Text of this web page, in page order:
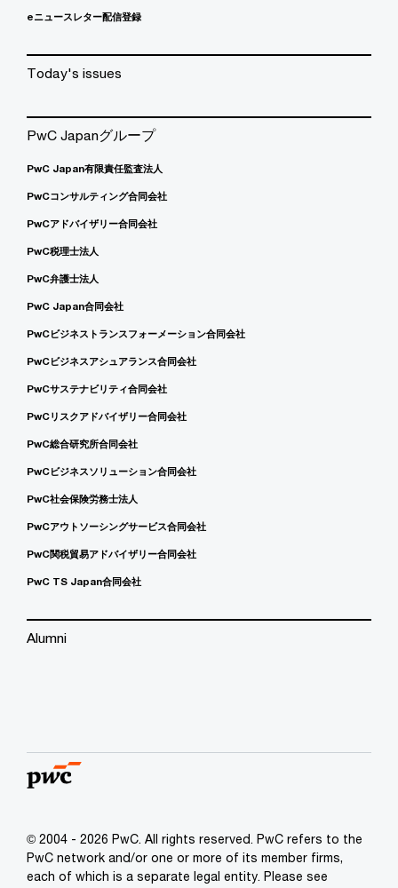
eニュースレター配信登録
Today's issues
PwC Japanグループ
PwC Japan有限責任監査法人
PwCコンサルティング合同会社
PwCアドバイザリー合同会社
PwC税理士法人
PwC弁護士法人
PwC Japan合同会社
PwCビジネストランスフォーメーション合同会社
PwCビジネスアシュアランス合同会社
PwCサステナビリティ合同会社
PwCリスクアドバイザリー合同会社
PwC総合研究所合同会社
PwCビジネスソリューション合同会社
PwC社会保険労務士法人
PwCアウトソーシングサービス合同会社
PwC関税貿易アドバイザリー合同会社
PwC TS Japan合同会社
Alumni
© 2004 - 2026 PwC. All rights reserved. PwC refers to the
PwC network and/or one or more of its member firms,
each of which is a separate legal entity. Please see